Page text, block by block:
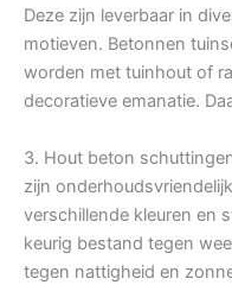
Deze zijn leverbaar in
motieven. Betonnen
worden met tuinhout of
decoratieve emanatie.
3. Hout beton
zijn
verschillende kleuren en
keurig bestand tegen
tegen nattigheid en